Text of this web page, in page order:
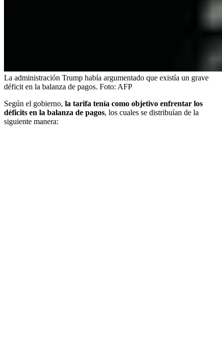
La administración Trump había argumentado que existía un grave
déficit en la balanza de pagos. Foto: AFP
Según el gobierno, la tarifa tenía como objetivo enfrentar los
déficits en la balanza de pagos, los cuales se distribuían de la
siguiente manera: